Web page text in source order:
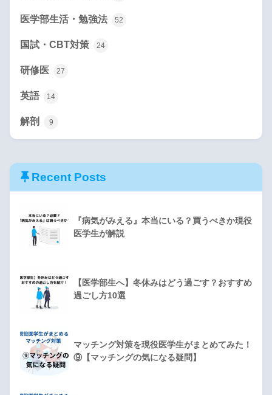
医学部生活・勉強法 52
国試・CBT対策 24
研修医 27
英語 14
解剖 9
Recent Posts
『病気がみえる』本当にいる？買うべきか現役
医学生が解説
【医学部生へ】冬休みはどう過ごす？おすすめ
過ごし方10選
マッチング対策を現役医学生がまとめてみた！
⑨【マッチングの気になる疑問】